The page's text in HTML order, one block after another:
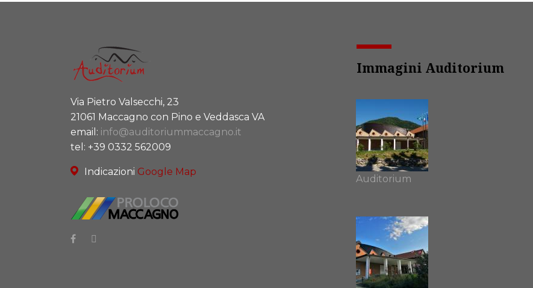
Via Pietro Valsecchi, 23
21061 Maccagno con Pino e Veddasca VA
email: info@auditoriummaccagno.it
tel: +39 0332 562009
Indicazioni Google Map
Immagini Auditorium
Auditorium